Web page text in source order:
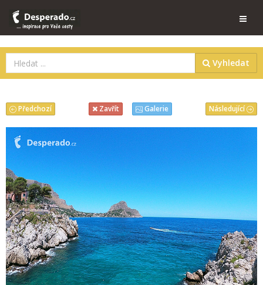
Vyhledat
Následující
Předchozí Zavřít Galerie